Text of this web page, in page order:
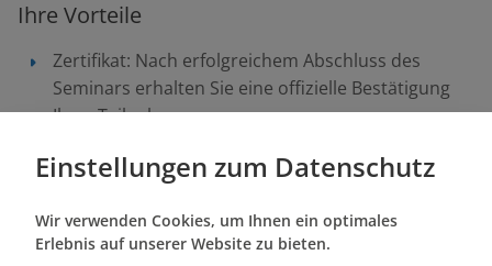
Ihre Vorteile
Zertifikat: Nach erfolgreichem Abschluss des
Seminars erhalten Sie eine offizielle Bestätigung
Ihrer Teilnahme
individuelle Fragestellungen sowie spezifische
einzubringen und dafür im Seminar konkrete
Lösungsansätze zu erarbeiten.
Einstellungen zum Datenschutz
Wir verwenden Cookies, um Ihnen ein optimales
Erlebnis auf unserer Website zu bieten.